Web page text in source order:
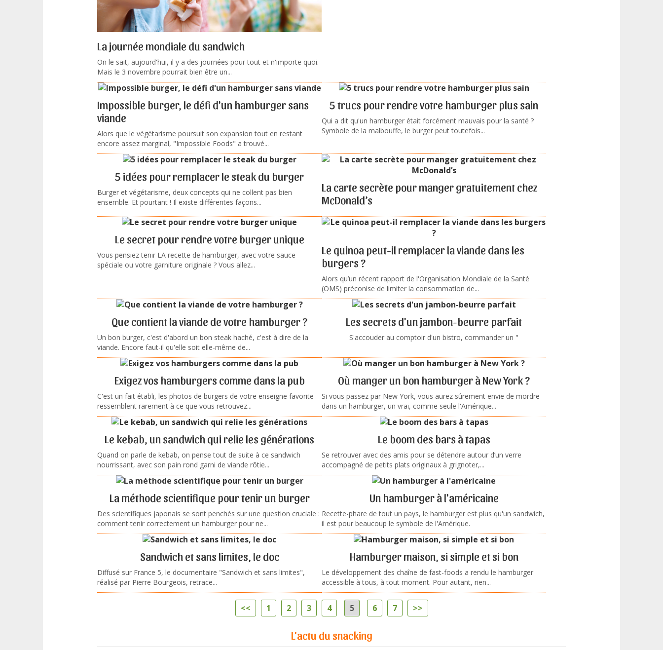
La journée mondiale du sandwich
On le sait, aujourd'hui, il y a des journées pour tout et n'importe quoi.
Mais le 3 novembre pourrait bien être un...
Impossible burger, le défi d'un hamburger sans
viande
Alors que le végétarisme poursuit son expansion tout en restant
encore assez marginal, "Impossible Foods" a trouvé...
5 trucs pour rendre votre hamburger plus sain
Qui a dit qu'un hamburger était forcément mauvais pour la santé ?
Symbole de la malbouffe, le burger peut toutefois...
5 idées pour remplacer le steak du burger
Burger et végétarisme, deux concepts qui ne collent pas bien
ensemble. Et pourtant ! Il existe différentes façons...
La carte secrète pour manger gratuitement chez
McDonald’s
Le secret pour rendre votre burger unique
Vous pensiez tenir LA recette de hamburger, avec votre sauce
spéciale ou votre garniture originale ? Vous allez...
Le quinoa peut-il remplacer la viande dans les
burgers ?
Alors qu’un récent rapport de l'Organisation Mondiale de la Santé
(OMS) préconise de limiter la consommation de...
Que contient la viande de votre hamburger ?
Un bon burger, c'est d'abord un bon steak haché, c'est à dire de la
viande. Encore faut-il qu'elle soit elle-même de...
Les secrets d'un jambon-beurre parfait
S'accouder au comptoir d'un bistro, commander un "
Exigez vos hamburgers comme dans la pub
C'est un fait établi, les photos de burgers de votre enseigne favorite
ressemblent rarement à ce que vous retrouvez...
Où manger un bon hamburger à New York ?
Si vous passez par New York, vous aurez sûrement envie de mordre
dans un hamburger, un vrai, comme seule l'Amérique...
Le kebab, un sandwich qui relie les générations
Quand on parle de kebab, on pense tout de suite à ce sandwich
nourrissant, avec son pain rond garni de viande rôtie...
Le boom des bars à tapas
Se retrouver avec des amis pour se détendre autour d’un verre
accompagné de petits plats originaux à grignoter,...
La méthode scientifique pour tenir un burger
Des scientifiques japonais se sont penchés sur une question cruciale :
comment tenir correctement un hamburger pour ne...
Un hamburger à l'américaine
Recette-phare de tout un pays, le hamburger est plus qu'un sandwich,
il est pour beaucoup le symbole de l'Amérique.
Sandwich et sans limites, le doc
Diffusé sur France 5, le documentaire "Sandwich et sans limites",
réalisé par Pierre Bourgeois, retrace...
Hamburger maison, si simple et si bon
Le développement des chaîne de fast-foods a rendu le hamburger
accessible à tous, à tout moment. Pour autant, rien...
<< 1 2 3 4 5 6 7 >>
L'actu du snacking